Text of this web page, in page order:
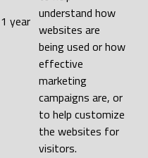
1 year understand how
websites are
being used or how
effective
marketing
campaigns are, or
to help customize
the websites for
visitors.